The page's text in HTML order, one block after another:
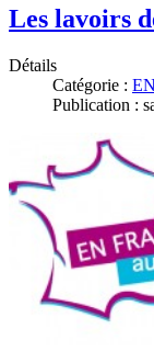
Les lavoirs
Détails
Catégorie :
Publication :